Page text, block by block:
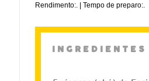
Rendimento:. | Tempo de preparo:.
ingredientes